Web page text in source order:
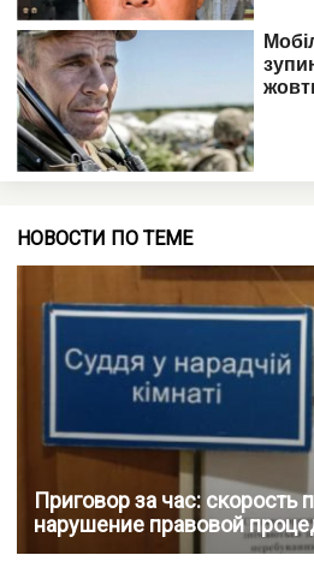
НОВОСТИ ПО ТЕМЕ
Приговор за час: скорость
нарушение правовой